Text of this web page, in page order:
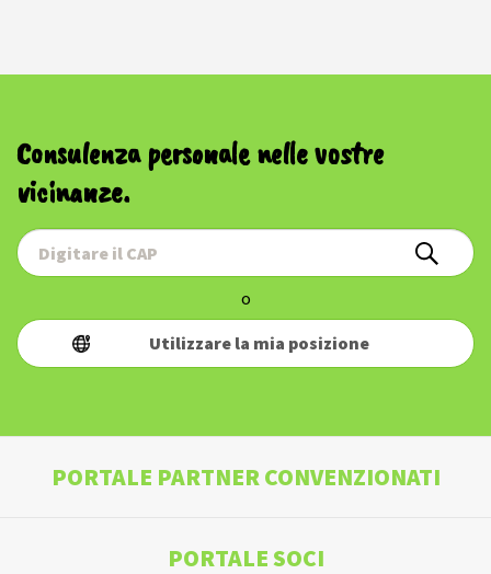
Consulenza personale nelle vostre
vicinanze.
o
Utilizzare la mia posizione
PORTALE PARTNER CONVENZIONATI
PORTALE SOCI